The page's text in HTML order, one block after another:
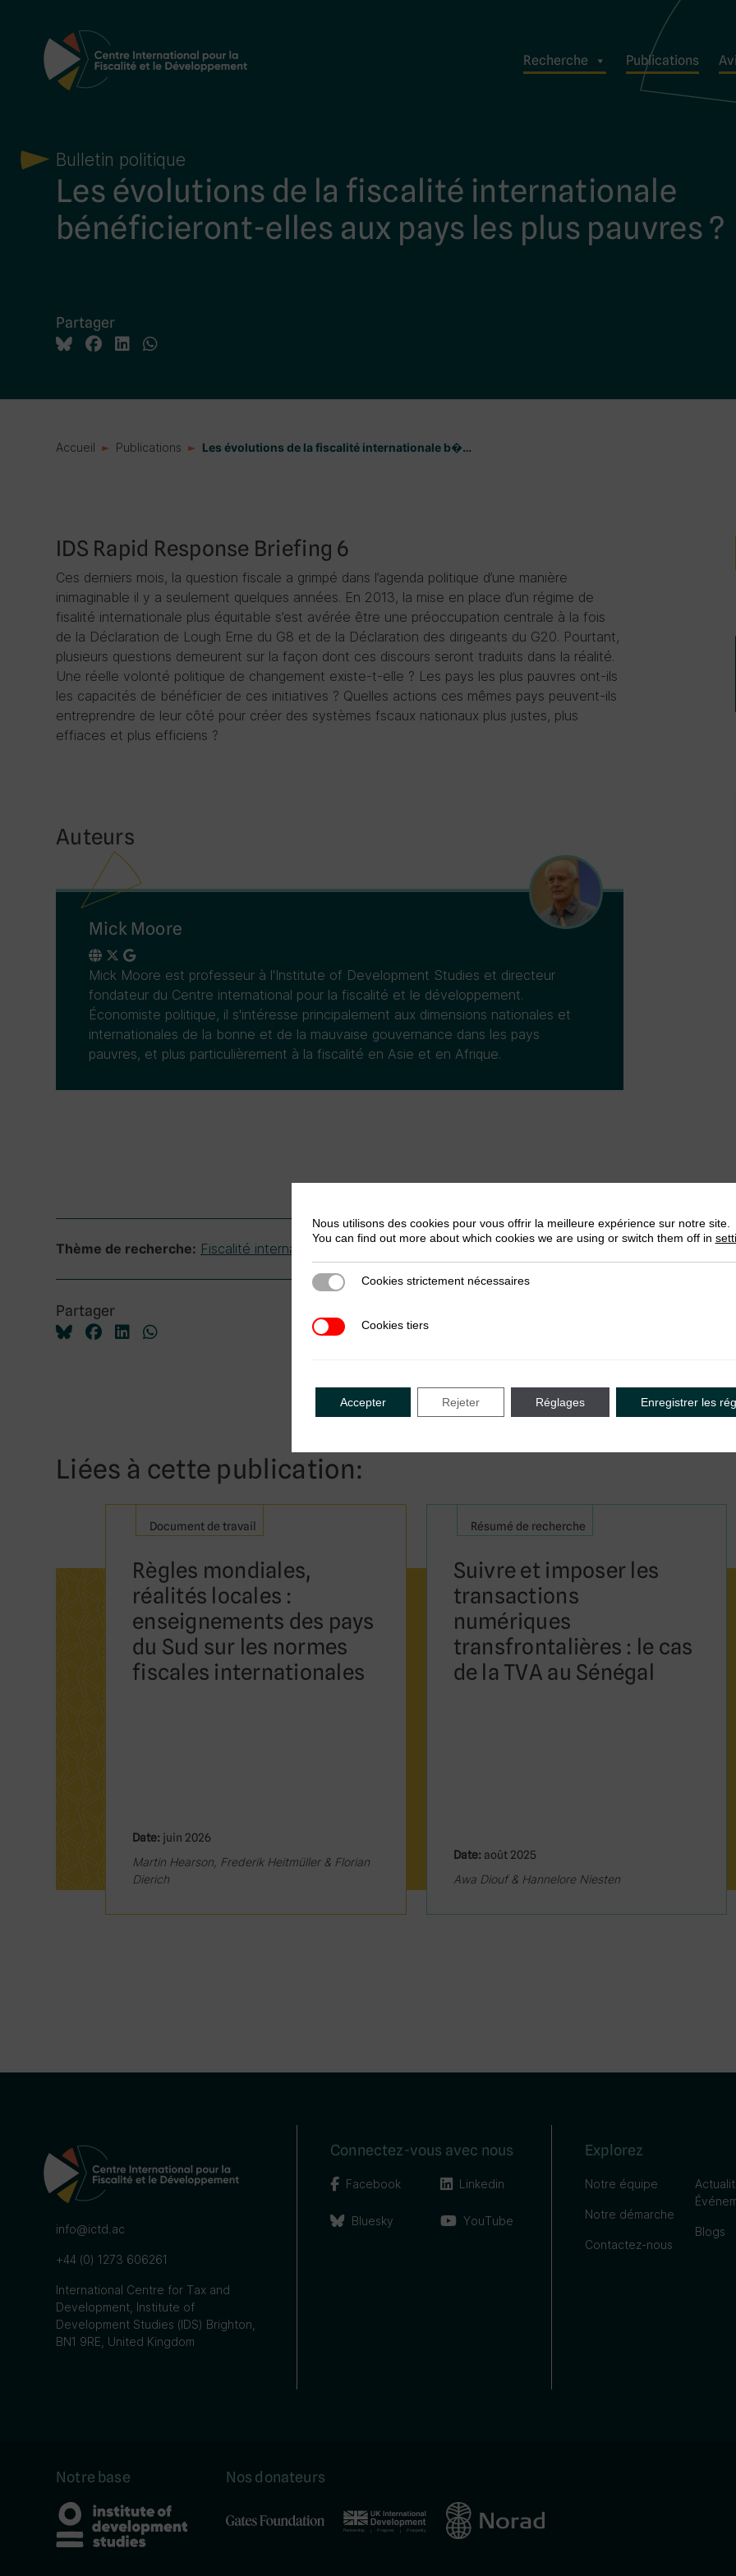
Navigation principale Recherche Publications
Bulletin politique
Les évolutions de la fiscalité internationale
bénéficieront-elles aux pays les plus pauvres ?
Partager
Accueil Publications Les évolutions de la fiscalité internationale b�…
IDS Rapid Response Briefing 6
Ces derniers mois, la question fiscale a grimpé dans l’agenda politique d’une manière
inimaginable il y a seulement quelques années. En 2013, la mise en place d’un régime de
fisalité internationale plus équitable s’est avérée être une préoccupation centrale à la fois
de la Déclaration de Lough Erne du G8 et de la Déclaration des dirigeants du G20. Pourtant,
plusieurs questions demeurent sur la façon dont ces discours seront traduits dans la réalité.
Une réelle volonté politique de changement existe-t-elle ? Les pays les plus pauvres ont-ils
les capacités de bénéficier de ces initiatives ? Quelles actions ces mêmes pays peuvent-ils
entreprendre de leur côté pour créer des systèmes fscaux nationaux plus justes, plus
effiaces et plus efficiens ?
Auteurs
Mick Moore
Mick Moore est professeur à l'Institute of Development Studies et directeur
fondateur du Centre international pour la fiscalité et le développement.
Économiste politique, il s'intéresse principalement aux dimensions nationales et
internationales de la bonne et de la mauvaise gouvernance dans les pays
pauvres, et plus particulièrement à la fiscalité en Asie et en Afrique.
Thème de recherche: Fiscalité internationale
Partager
Liées à cette publication:
Document de travail
Règles mondiales,
réalités locales :
enseignements des pays
du Sud sur les normes
fiscales internationales
Date: juin 2026
Martin Hearson, Frederik Heitmüller & Florian
Dierich
Résumé de recherche
Suivre et imposer les
transactions
numériques
transfrontalières : le cas
de la TVA au Sénégal
Date: août 2025
Awa Diouf & Hannelore Niesten
info@ictd.ac
+44 (0) 1273 606261
International Centre for Tax and
Development, Institute of
Development Studies (IDS) Brighton,
BN1 9RE, United Kingdom
Connectez-vous avec nous
Facebook
Bluesky
Linkedin
YouTube
Explorez
Notre équipe
Notre démarche
Contactez-nous
Blogs
Notre base Nos donateurs
Nous utilisons des cookies pour vous offrir la meilleure expérience sur notre site.
You can find out more about which cookies we are using or switch them off in
Cookies strictement nécessaires
Cookies strictement nécessaires
Cookies tiersCookies tiers
Accepter Rejeter Réglages Enregistrer les